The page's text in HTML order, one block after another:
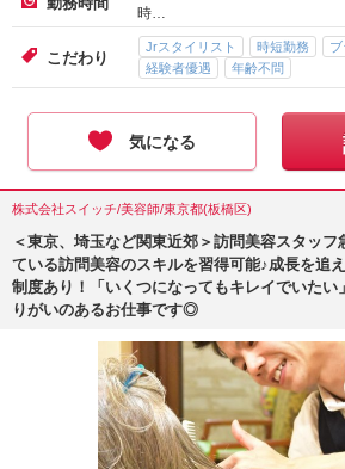
時…
こだわり
Jrスタイリスト 時短勤務
経験者優遇
年齢不問
気になる
株式会社スイッチ/美容師/東京都(板橋区)
＜東京、埼玉など関東近郊＞訪問美容スタッ
ている訪問美容のスキルを習得可能♪成長を追
制度あり！「いくつになってもキレイでいたい
りがいのあるお仕事です◎